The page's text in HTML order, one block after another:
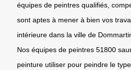
équipes de peintres qualifiés,
sont aptes à mener à bien vos
intérieure dans la ville de
Nos équipes de peintres 51800
peinture utiliser pour peindre le